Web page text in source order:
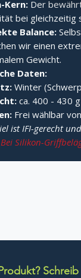
Kern: Der
bei gleichzeitig
Balance:
wir einen
Gewicht.
Daten:
Winter
ca. 400 - 430 g
Frei wählbar
ist IFI-gerecht
Silikon-